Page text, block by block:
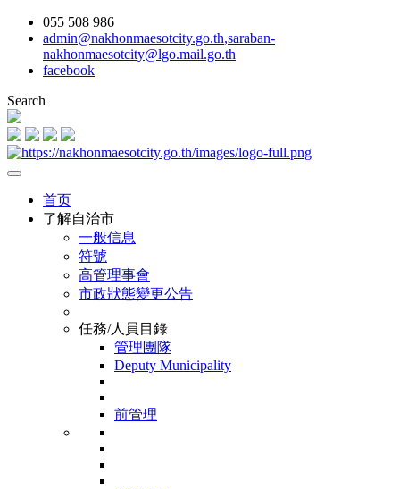
055 508 986
admin@nakhonmaesotcity.go.th,saraban-
nakhonmaesotcity@lgo.mail.go.th
facebook
Search
首页
了解自治市
一般信息
符號
高管理事會
市政狀態變更公告
任務/人員目錄
管理團隊
Deputy Municipality
前管理